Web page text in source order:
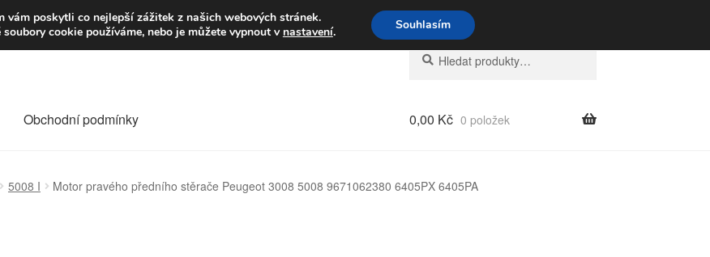
Volejte po-pá 9-16 704 494 494
Hledat:
Hledat
Obchodní podmínky 0,00 Kč 0 položek
5008 I Motor pravého předního stěrače Peugeot 3008 5008 9671062380 6405PX 6405PA
vám poskytli co nejlepší zážitek z našich webových stránek.
cookie používáme, nebo je můžete vypnout v nastavení. Souhlasím